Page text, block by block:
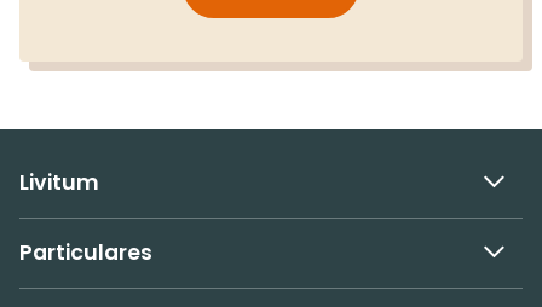
Livitum
Particulares